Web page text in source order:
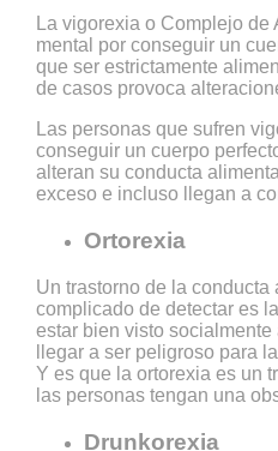
La vigorexia o Complejo de
mental por conseguir un
que ser estrictamente
de casos provoca
Las personas que sufren
conseguir un cuerpo
alteran su conducta
exceso e incluso llegan a
Ortorexia
Un trastorno de la
complicado de detectar es
estar bien visto
llegar a ser peligroso para
Y es que la ortorexia es un
las personas tengan una
Drunkorexia